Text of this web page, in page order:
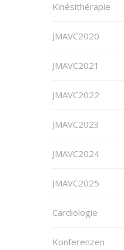
Kinésithérapie
JMAVC2020
JMAVC2021
JMAVC2022
JMAVC2023
JMAVC2024
JMAVC2025
Cardiologie
Konferenzen